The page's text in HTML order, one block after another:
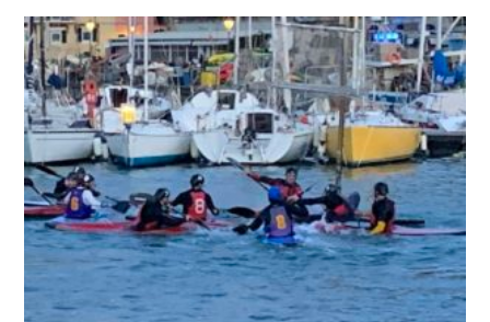
À
L’ASCPA
LES
5
ET
6
MARS